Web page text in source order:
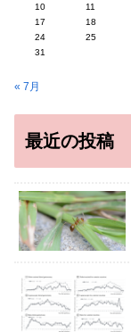
10
11
17
18
24
25
31
« 7月
最近の投稿